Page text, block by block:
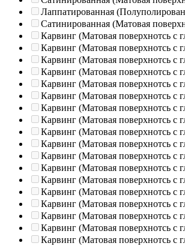
Лаппатированная
Сатинированная (Матовая
Карвинг (Матовая поверхнотсь с
Карвинг (Матовая поверхнотсь с
Карвинг (Матовая поверхнотсь с
Карвинг (Матовая поверхнотсь с
Карвинг (Матовая поверхнотсь с
Карвинг (Матовая поверхнотсь с
Карвинг (Матовая поверхнотсь с
Карвинг (Матовая поверхнотсь с
Карвинг (Матовая поверхнотсь с
Карвинг (Матовая поверхнотсь с
Карвинг (Матовая поверхнотсь с
Карвинг (Матовая поверхнотсь с
Карвинг (Матовая поверхнотсь с
Карвинг (Матовая поверхнотсь с
Карвинг (Матовая поверхнотсь с
Карвинг (Матовая поверхнотсь с
Карвинг (Матовая поверхнотсь с
Карвинг (Матовая поверхнотсь с